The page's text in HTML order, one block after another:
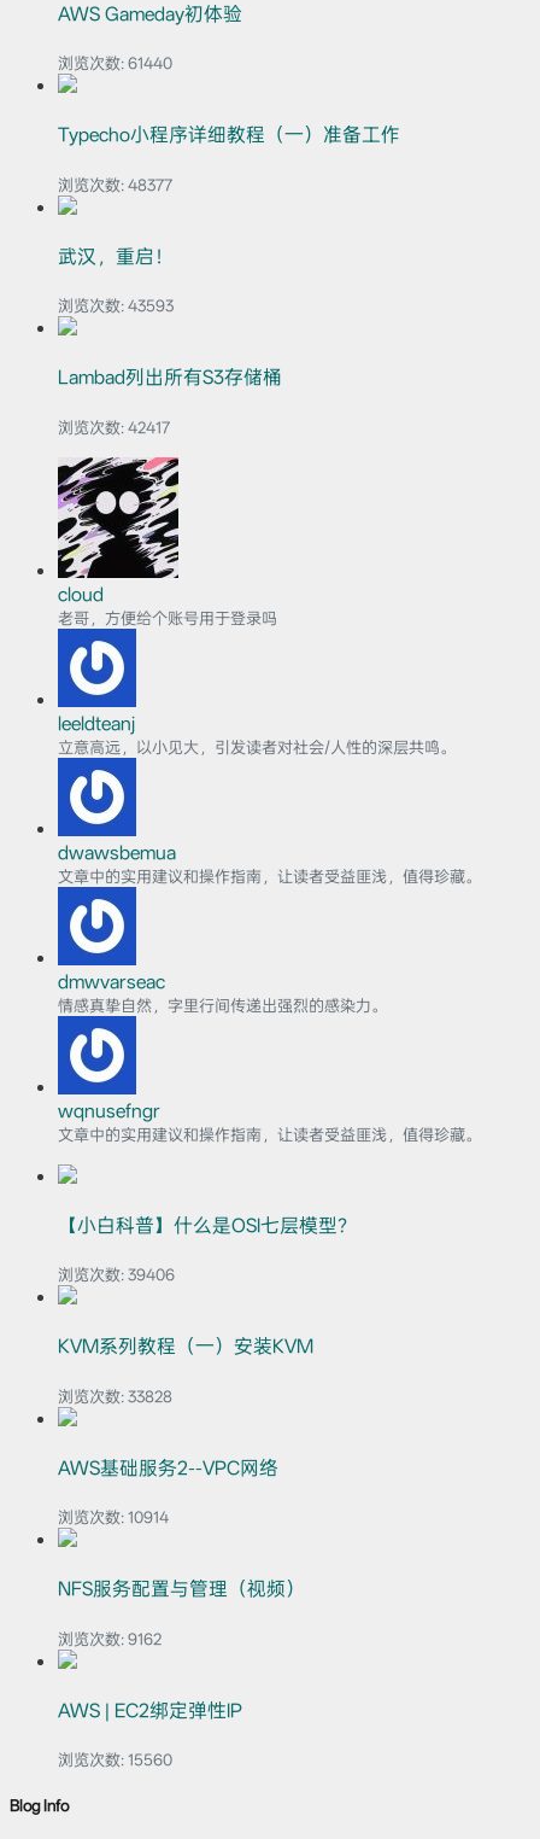
AWS Gameday初体验
浏览次数: 61440
Typecho小程序详细教程（一）准备工作
浏览次数: 48377
武汉，重启！
浏览次数: 43593
Lambad列出所有S3存储桶
浏览次数: 42417
cloud
老哥，方便给个账号用于登录吗
leeldteanj
立意高远，以小见大，引发读者对社会/人性的深层共鸣。
dwawsbemua
文章中的实用建议和操作指南，让读者受益匪浅，值得珍藏。
dmwvarseac
情感真挚自然，字里行间传递出强烈的感染力。
wqnusefngr
文章中的实用建议和操作指南，让读者受益匪浅，值得珍藏。
【小白科普】什么是OSI七层模型？
浏览次数: 39406
KVM系列教程（一）安装KVM
浏览次数: 33828
AWS基础服务2--VPC网络
浏览次数: 10914
NFS服务配置与管理（视频）
浏览次数: 9162
AWS | EC2绑定弹性IP
浏览次数: 15560
Blog Info